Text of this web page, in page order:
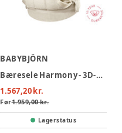
BABYBJÖRN
Bæresele Harmony - 3D-mesh, Cremefarvet
1.567,20 kr.
Før1.959,00 kr.
Lagerstatus